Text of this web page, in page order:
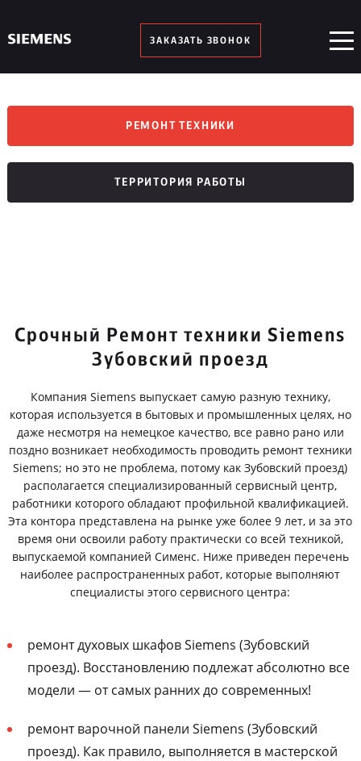
ЗАКАЗАТЬ ЗВОНОК
РЕМОНТ ТЕХНИКИ
ТЕРРИТОРИЯ РАБОТЫ
Срочный Ремонт техники Siemens
Зубовский проезд
Компания Siemens выпускает самую разную технику,
которая используется в бытовых и промышленных целях, но
даже несмотря на немецкое качество, все равно рано или
поздно возникает необходимость проводить ремонт техники
Siemens; но это не проблема, потому как Зубовский проезд)
располагается специализированный сервисный центр,
работники которого обладают профильной квалификацией.
Эта контора представлена на рынке уже более 9 лет, и за это
время они освоили работу практически со всей техникой,
выпускаемой компанией Сименс. Ниже приведен перечень
наиболее распространенных работ, которые выполняют
специалисты этого сервисного центра:
ремонт духовых шкафов Siemens (Зубовский
проезд). Восстановлению подлежат абсолютно все
модели — от самых ранних до современных!
ремонт варочной панели Siemens (Зубовский
проезд). Как правило, выполняется в мастерской